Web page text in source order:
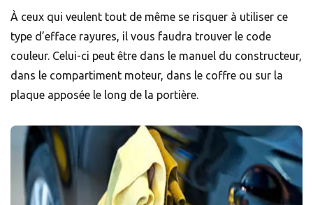
À ceux qui veulent tout de même se risquer à utiliser ce
type d’efface rayures, il vous faudra trouver le code
couleur. Celui-ci peut être dans le manuel du constructeur,
dans le compartiment moteur, dans le coffre ou sur la
plaque apposée le long de la portière.